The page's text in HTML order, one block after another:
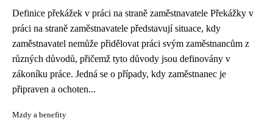
Definice překážek v práci na straně zaměstnavatele Překážky v
práci na straně zaměstnavatele představují situace, kdy
zaměstnavatel nemůže přidělovat práci svým zaměstnancům z
různých důvodů, přičemž tyto důvody jsou definovány v
zákoníku práce. Jedná se o případy, kdy zaměstnanec je
připraven a ochoten...
Mzdy a benefity